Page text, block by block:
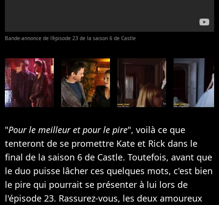
Bande-annonce de l'épisode 23 de la saison 6 de Castle
"Pour le meilleur et pour le pire", voilà ce que
tenteront de se promettre Kate et Rick dans le
final de la saison 6 de Castle. Toutefois, avant que
le duo puisse lâcher ces quelques mots, c'est bien
le pire qui pourrait se présenter à lui lors de
l'épisode 23. Rassurez-vous, les deux amoureux